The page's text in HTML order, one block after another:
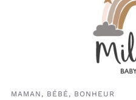
MAMAN, BÉBÉ, BONHEUR